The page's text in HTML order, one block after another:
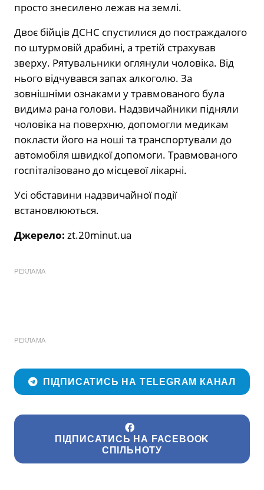
просто знесилено лежав на землі.
Двоє бійців ДСНС спустилися до постраждалого
по штурмовій драбині, а третій страхував
зверху. Рятувальники оглянули чоловіка. Від
нього відчувався запах алкоголю. За
зовнішніми ознаками у травмованого була
видима рана голови. Надзвичайники підняли
чоловіка на поверхню, допомогли медикам
покласти його на ноші та транспортували до
автомобіля швидкої допомоги. Травмованого
госпіталізовано до місцевої лікарні.
Усі обставини надзвичайної події
встановлюються.
Джерело: zt.20minut.ua
РЕКЛАМА
РЕКЛАМА
ПІДПИСАТИСЬ НА TELEGRAM КАНАЛ
ПІДПИСАТИСЬ НА FACEBOOK
СПІЛЬНОТУ